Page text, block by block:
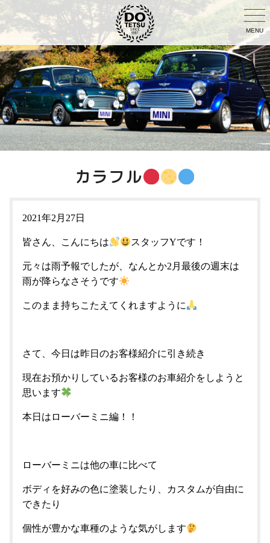
MENU
カラフル
2021年2月27日
皆さん、こんにちは スタッフYです！
元々は雨予報でしたが、なんとか2月最後の週末は
雨が降らなさそうです
このまま持ちこたえてくれますように
さて、今日は昨日のお客様紹介に引き続き
現在お預かりしているお客様のお車紹介をしようと
思います
本日はローバーミニ編！！
ローバーミニは他の車に比べて
ボディを好みの色に塗装したり、カスタムが自由に
できたり
個性が豊かな車種のような気がします